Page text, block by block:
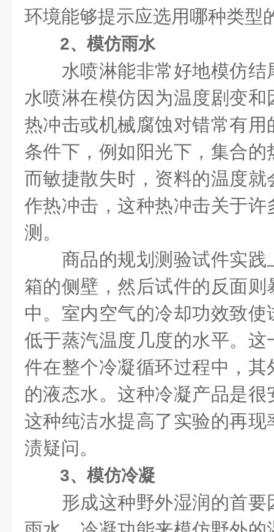
环境能够提示应选用哪种类型
2、模仿雨水
水喷淋能非常好地模仿结
水喷淋在模仿因为温度剧变
热冲击或机械腐蚀对错常有
条件下，例如阳光下，集合
而敏捷散失时，资料的温度
作热冲击，这种热冲击关于
测。
商品的规划测验试件实践
箱的侧壁，然后试件的反面
中。室内空气的冷却功效致
低于蒸汽温度几度的水平。
件在整个冷凝循环过程中，
的液态水。这种冷凝产品是
这种纯洁水提高了实验的再
渍疑问。
3、模仿冷凝
形成这种野外湿润的首要